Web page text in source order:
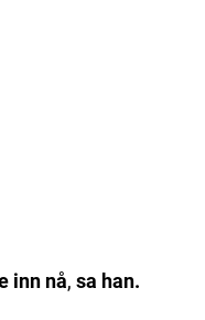
inn nå, sa han.